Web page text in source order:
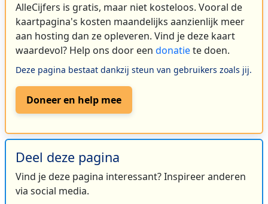
AlleCijfers is gratis, maar niet kosteloos. Vooral de
kaartpagina's kosten maandelijks aanzienlijk meer
aan hosting dan ze opleveren. Vind je deze kaart
waardevol? Help ons door een donatiete doen.
Deze pagina bestaat dankzij steun van gebruikers zoals jij.
Doneer en help mee
Deel deze pagina
Vind je deze pagina interessant? Inspireer anderen
via social media.